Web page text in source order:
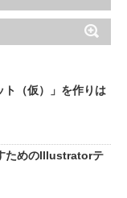
ト（仮）」を作りは
ためのIllustratorテ